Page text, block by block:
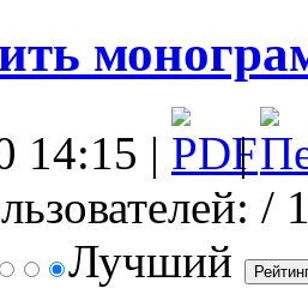
14:15 |
|
/
Лучший